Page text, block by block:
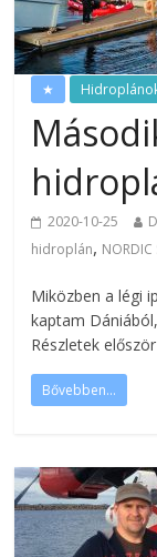
★
2020-10-25
hidroplán,
Miközben a légi
kaptam
Részletek
Bővebben...